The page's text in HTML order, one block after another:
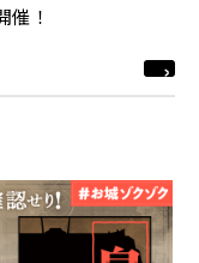
催！